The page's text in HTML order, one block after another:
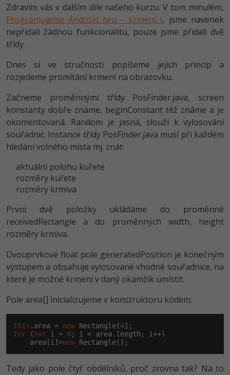
UML a návrhové vzory
React
ASP.NET MVC
Django
Best practices
HTML / CSS
UML a návrhové vzory
MS-SQL
SQLite
Tester
Grafik / UX/UI návrhář
Projektový manažer
Databázový analytik
Copywriter
WordPress specialista
SEO specialista
Swift -80%
C -80%
VB.NET
SQL
Návrh SW -80%
Algoritmy -41%
Umělá inteligence (AI)
Pro děti
Více
Fórum
Testování softwaru
Datová analýza
HTML/CSS -80%
Příběhy absolventů
Zdravím vás v dalším díle našeho kurzu. V tom minulém,
Programujeme Android hru - Krmení I, jsme navenek
nepřidali žádnou funkcionalitu, pouze jsme přidali dvě
třídy.
Dnes si ve stručnosti popíšeme jejich princip a
rozjedeme promítání krmení na obrazovku.
Začneme proměnnými třídy PosFinder.java, screen
konstanty dobře známe, beginConstant též známe a je
okomentovaná. Random je jasná, slouží k vylosování
souřadnic. Instance třídy PosFinder.java musí při každém
hledání volného místa mj. znát:
aktuální polohu kuřete
rozměry kuřete
rozměry krmiva
První dvě položky ukládáme do proměnné
receivedRectangle a do proměnných width, height
rozměry krmiva.
Dvouprvkové float pole generatedPosition je konečným
výstupem a obsahuje vylosované vhodné souřadnice, na
které je možné krmení v daný okamžik umístit.
Pole area[] inicializujeme v konstruktoru kódem:
this .area = new Rectangle[4
for (int i = 0; i < area.length; i++)
    area[i]=
new Rectangle();
Tedy jako pole čtyř obdélníků, proč zrovna tak? Na to